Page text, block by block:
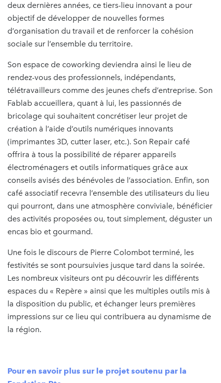
deux dernières années, ce tiers-lieu innovant a pour
objectif de développer de nouvelles formes
d’organisation du travail et de renforcer la cohésion
sociale sur l’ensemble du territoire.
Son espace de coworking deviendra ainsi le lieu de
rendez-vous des professionnels, indépendants,
télétravailleurs comme des jeunes chefs d’entreprise. Son
Fablab accueillera, quant à lui, les passionnés de
bricolage qui souhaitent concrétiser leur projet de
création à l’aide d’outils numériques innovants
(imprimantes 3D, cutter laser, etc.). Son Repair café
offrira à tous la possibilité de réparer appareils
électroménagers et outils informatiques grâce aux
conseils avisés des bénévoles de l’association. Enfin, son
café associatif recevra l’ensemble des utilisateurs du lieu
qui pourront, dans une atmosphère conviviale, bénéficier
des activités proposées ou, tout simplement, déguster un
encas bio et gourmand.
Une fois le discours de Pierre Colombot terminé, les
festivités se sont poursuivies jusque tard dans la soirée.
Les nombreux visiteurs ont pu découvrir les différents
espaces du « Repère » ainsi que les multiples outils mis à
la disposition du public, et échanger leurs premières
impressions sur ce lieu qui contribuera au dynamisme de
la région.
Pour en savoir plus sur le projet soutenu par la